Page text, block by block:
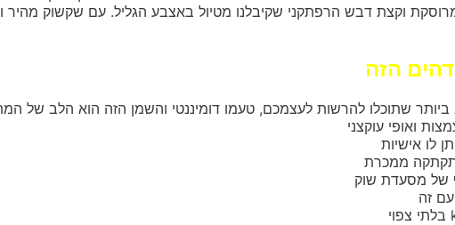
מרוסקת וקצת דבש הרפתקני שקיבלנו מטיול באצבע הגליל. עם שקשוק מהיר
הזה
זה